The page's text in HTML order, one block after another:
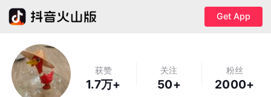
Get App
获赞
1.7万+
关注
50+
粉丝
2000+